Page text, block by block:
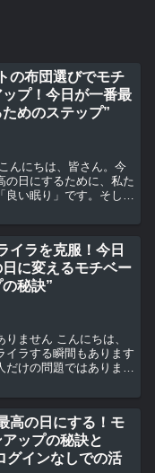
の布団選びでモチ
プ！今日が一番最
めのステップ”
んにちは、皆さん。今
の日にするために、私た
良い眠り」です。そし
イラを克服！今日
に変えるモチベー
秘訣”
ません こんにちは、
イラする瞬間もあります
だけの問題ではありませ
高の日にする！モ
ップの秘訣と
グインなしでの活